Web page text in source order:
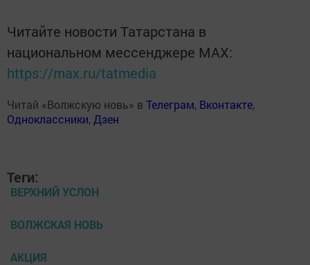
Читайте новости Татарстана в
национальном мессенджере MАХ:
https://max.ru/tatmedia
Читай «Волжскую новь» в Телеграм, Вконтакте,
Одноклассники, Дзен
Теги:
ВЕРХНИЙ УСЛОН
ВОЛЖСКАЯ НОВЬ
АКЦИЯ